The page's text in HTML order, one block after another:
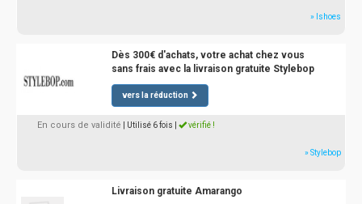
» Ishoes
Dès 300€ d'achats, votre achat chez vous
sans frais avec la livraison gratuite Stylebop
vers la réduction
En cours de validité | Utilisé 6 fois vérifié !
» Stylebop
Livraison gratuite Amarango